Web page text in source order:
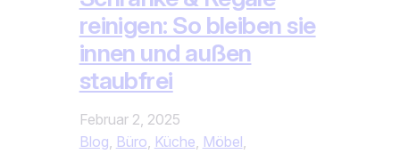
reinigen: So bleiben sie
innen und außen
staubfrei
Februar 2, 2025
Blog, Büro, Küche, Möbel